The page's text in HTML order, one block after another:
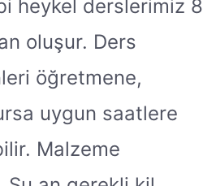
heykel derslerimiz 8
oluşur. Ders
öğretmene,
uygun saatlere
Malzeme